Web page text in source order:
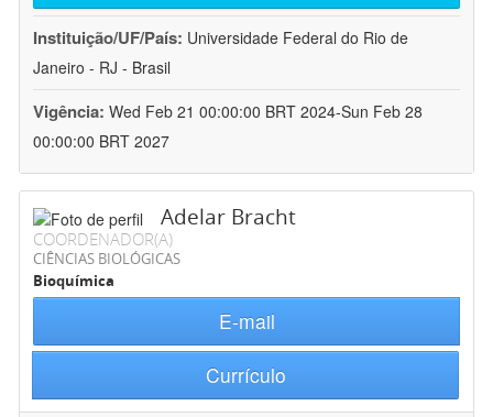
Instituição/UF/País: Universidade Federal do Rio de
Janeiro - RJ - Brasil
Vigência: Wed Feb 21 00:00:00 BRT 2024-Sun Feb 28
00:00:00 BRT 2027
Adelar Bracht
COORDENADOR(A)
CIÊNCIAS BIOLÓGICAS
Bioquímica
E-mail
Currículo